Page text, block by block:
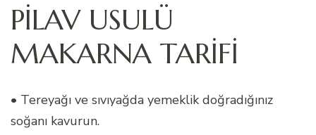
PİLAV USULÜ
MAKARNA TARİFİ
• Tereyağı ve sıvıyağda yemeklik doğradığınız
soğanı kavurun.